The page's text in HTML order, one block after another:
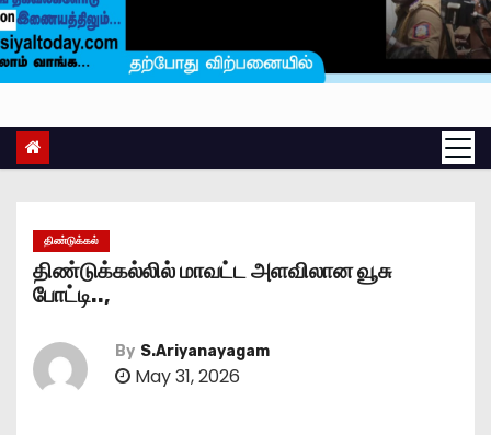
திண்டுக்கல்
திண்டுக்கல்லில் மாவட்ட அளவிலான வூசு
போட்டி..,
By S.Ariyanayagam
May 31, 2026